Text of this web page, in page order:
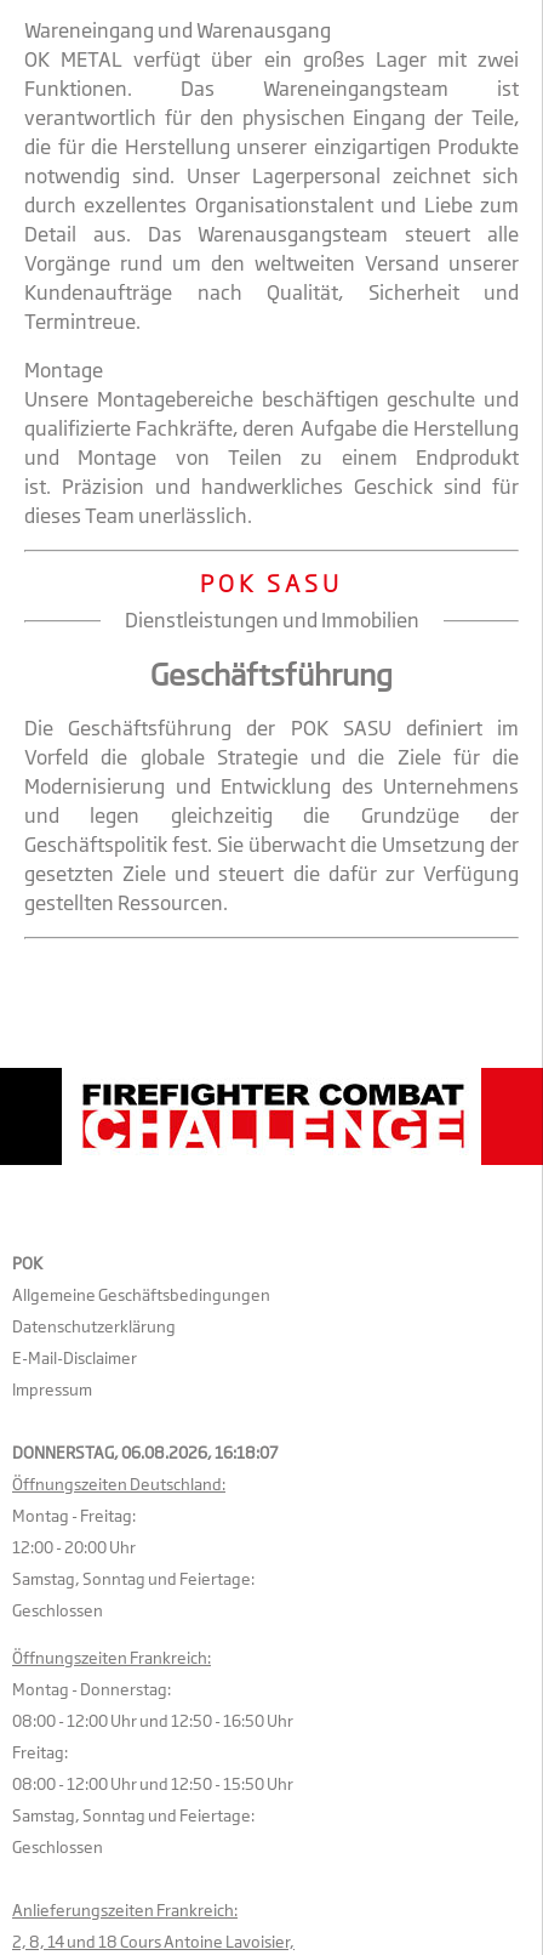
Wareneingang und Warenausgang
OK METAL verfügt über ein großes Lager mit zwei
Funktionen. Das Wareneingangsteam ist
verantwortlich für den physischen Eingang der Teile,
die für die Herstellung unserer einzigartigen Produkte
notwendig sind. Unser Lagerpersonal zeichnet sich
durch exzellentes Organisationstalent und Liebe zum
Detail aus. Das Warenausgangsteam steuert alle
Vorgänge rund um den weltweiten Versand unserer
Kundenaufträge nach Qualität, Sicherheit und
Termintreue.
Montage
Unsere Montagebereiche beschäftigen geschulte und
qualifizierte Fachkräfte, deren Aufgabe die Herstellung
und Montage von Teilen zu einem Endprodukt
ist. Präzision und handwerkliches Geschick sind für
dieses Team unerlässlich.
POK SASU
Dienstleistungen und Immobilien
Geschäftsführung
Die Geschäftsführung der POK SASU definiert im
Vorfeld die globale Strategie und die Ziele für die
Modernisierung und Entwicklung des Unternehmens
und legen gleichzeitig die Grundzüge der
Geschäftspolitik fest. Sie überwacht die Umsetzung der
gesetzten Ziele und steuert die dafür zur Verfügung
gestellten Ressourcen.
POK
Allgemeine Geschäftsbedingungen
Datenschutzerklärung
E-Mail-Disclaimer
Impressum
DONNERSTAG, 06.08.2026,16:18:08
Öffnungszeiten Deutschland:
Montag - Freitag:
12:00 - 20:00 Uhr
Samstag, Sonntag und Feiertage:
Geschlossen
Öffnungszeiten Frankreich:
Montag - Donnerstag:
08:00 - 12:00 Uhr und 12:50 - 16:50 Uhr
Freitag:
08:00 - 12:00 Uhr und 12:50 - 15:50 Uhr
Samstag, Sonntag und Feiertage:
Geschlossen
Anlieferungszeiten Frankreich:
2, 8, 14 und 18 Cours Antoine Lavoisier,